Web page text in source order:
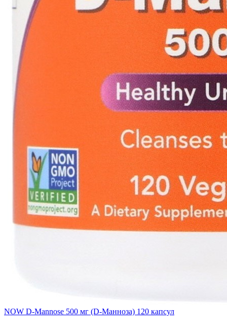
NOW D-Mannose 500 мг (D-Манноза) 120 капсул